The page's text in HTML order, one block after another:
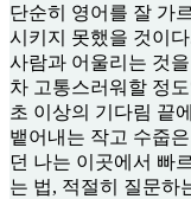
단순히 영어를 잘 가
시키지 못했을 것이
사람과 어울리는 것
차 고통스러워할 정
초 이상의 기다림 끝
뱉어내는 작고 수줍
던 나는 이곳에서 빠
는 법, 적절히 질문하